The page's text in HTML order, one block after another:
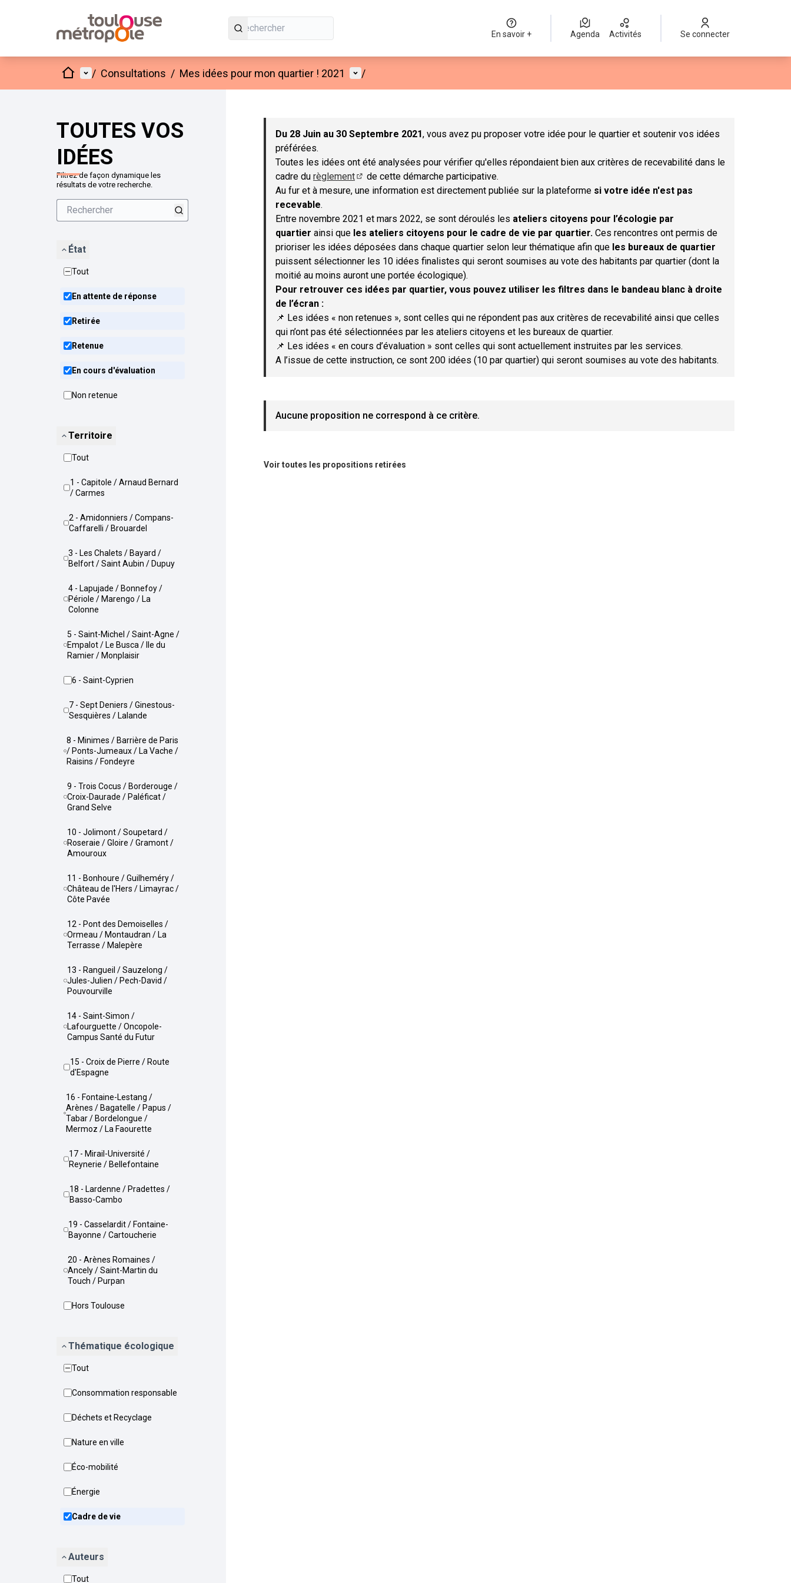
En savoir + Agenda Activités Se connecter
AccueilMenu principal
/ Consultations / Mes idées pour mon quartier ! 2021 Menu utilisateur
/
TOUTES VOS
IDÉES
Filtrez de façon dynamique les
résultats de votre recherche.
État
Tout
En attente de réponse
Retirée
Retenue
En cours d'évaluation
Non retenue
Territoire
Tout
1 - Capitole / Arnaud Bernard
/ Carmes
2 - Amidonniers / Compans-
Caffarelli / Brouardel
3 - Les Chalets / Bayard /
Belfort / Saint Aubin / Dupuy
4 - Lapujade / Bonnefoy /
Périole / Marengo / La
Colonne
5 - Saint-Michel / Saint-Agne /
Empalot / Le Busca / Ile du
Ramier / Monplaisir
6 - Saint-Cyprien
7 - Sept Deniers / Ginestous-
Sesquières / Lalande
8 - Minimes / Barrière de Paris
/ Ponts-Jumeaux / La Vache /
Raisins / Fondeyre
9 - Trois Cocus / Borderouge /
Croix-Daurade / Paléficat /
Grand Selve
10 - Jolimont / Soupetard /
Roseraie / Gloire / Gramont /
Amouroux
11 - Bonhoure / Guilheméry /
Château de l'Hers / Limayrac /
Côte Pavée
12 - Pont des Demoiselles /
Ormeau / Montaudran / La
Terrasse / Malepère
13 - Rangueil / Sauzelong /
Jules-Julien / Pech-David /
Pouvourville
14 - Saint-Simon /
Lafourguette / Oncopole-
Campus Santé du Futur
15 - Croix de Pierre / Route
d'Espagne
16 - Fontaine-Lestang /
Arènes / Bagatelle / Papus /
Tabar / Bordelongue /
Mermoz / La Faourette
17 - Mirail-Université /
Reynerie / Bellefontaine
18 - Lardenne / Pradettes /
Basso-Cambo
19 - Casselardit / Fontaine-
Bayonne / Cartoucherie
20 - Arènes Romaines /
Ancely / Saint-Martin du
Touch / Purpan
Hors Toulouse
Thématique écologique
Tout
Consommation responsable
Déchets et Recyclage
Nature en ville
Éco-mobilité
Énergie
Cadre de vie
Auteurs
Tout
Passer la carte
Du 28 Juin au 30 Septembre 2021, vous avez pu proposer votre idée pour le quartier et soutenir vos idées
préférées.
Toutes les idées ont été analysées pour vérifier qu'elles répondaient bien aux critères de recevabilité dans le
cadre du règlement
(S'ouvre dans un nouvel onglet)
de cette démarche participative.
Au fur et à mesure, une information est directement publiée sur la plateforme si votre idée n'est pas
recevable.
Entre novembre 2021 et mars 2022, se sont déroulés les ateliers citoyens pour l’écologie par
quartier ainsi que les ateliers citoyens pour le cadre de vie par quartier. Ces rencontres ont permis de
prioriser les idées déposées dans chaque quartier selon leur thématique afin que les bureaux de quartier
puissent sélectionner les 10 idées finalistes qui seront soumises au vote des habitants par quartier (dont la
moitié au moins auront une portée écologique).
Pour retrouver ces idées par quartier, vous pouvez utiliser les filtres dans le bandeau blanc à droite
de l’écran :
📌 Les idées « non retenues », sont celles qui ne répondent pas aux critères de recevabilité ainsi que celles
qui n’ont pas été sélectionnées par les ateliers citoyens et les bureaux de quartier.
📌 Les idées « en cours d’évaluation » sont celles qui sont actuellement instruites par les services.
A l’issue de cette instruction, ce sont 200 idées (10 par quartier) qui seront soumises au vote des habitants.
Aucune proposition ne correspond à ce critère.
Voir toutes les propositions retirées